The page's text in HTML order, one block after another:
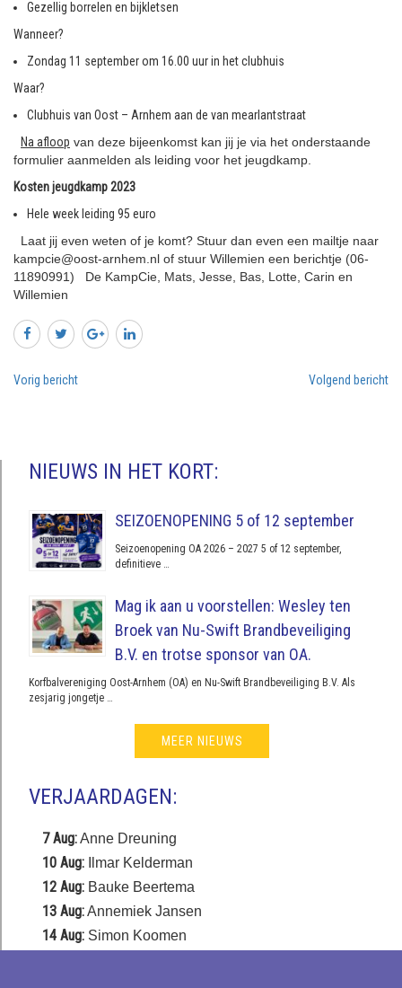
Gezellig borrelen en bijkletsen
Wanneer?
Zondag 11 september om 16.00 uur in het clubhuis
Waar?
Clubhuis van Oost – Arnhem aan de van mearlantstraat
Na afloop van deze bijeenkomst kan jij je via het onderstaande
formulier aanmelden als leiding voor het jeugdkamp.
Kosten jeugdkamp 2023
Hele week leiding 95 euro
Laat jij even weten of je komt? Stuur dan even een mailtje naar
kampcie@oost-arnhem.nl of stuur Willemien een berichtje (06-
11890991) De KampCie, Mats, Jesse, Bas, Lotte, Carin en
Willemien
Vorig bericht Volgend bericht
NIEUWS IN HET KORT:
SEIZOENOPENING 5 of 12 september
Seizoenopening OA 2026 – 2027 5 of 12 september,
definitieve …
Mag ik aan u voorstellen: Wesley ten
Broek van Nu-Swift Brandbeveiliging
B.V. en trotse sponsor van OA.
Korfbalvereniging Oost-Arnhem (OA) en Nu-Swift Brandbeveiliging B.V. Als
zesjarig jongetje …
MEER NIEUWS
VERJAARDAGEN:
7 Aug:Anne Dreuning
10 Aug: Ilmar Kelderman
12 Aug: Bauke Beertema
13 Aug:Annemiek Jansen
14 Aug: Simon Koomen